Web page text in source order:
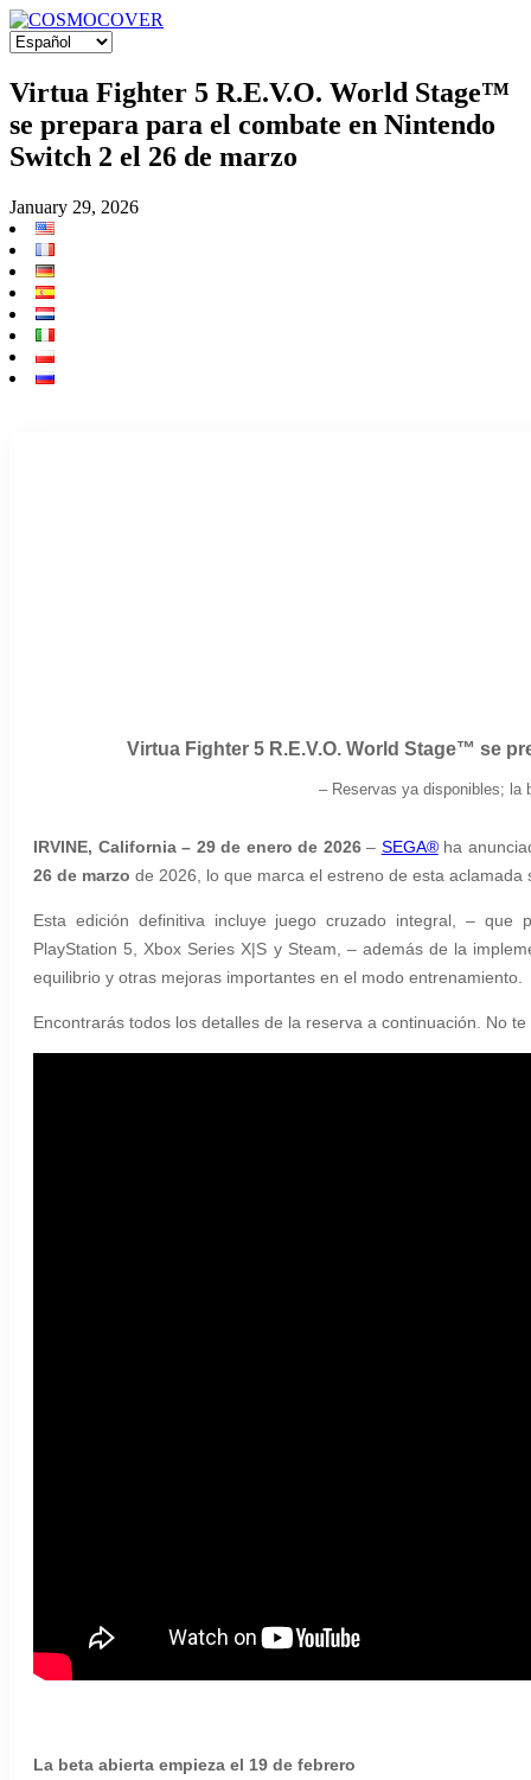
Virtua Fighter 5 R.E.V.O. World Stage™
se prepara para el combate en Nintendo
Switch 2 el 26 de marzo
January 29, 2026
Virtua Fighter 5 R.E.V.O. World Stage™ se
– Reservas ya disponibles; la
IRVINE, California – 29 de enero de 2026– SEGA®ha
26 de marzo de 2026, lo que marca el estreno de esta
Esta edición definitiva incluye juego cruzado integral, – que
PlayStation 5, Xbox Series X|S y Steam, – además de la
equilibrio y otras mejoras importantes en el modo entrenamiento.
Encontrarás todos los detalles de la reserva a continuación. No
La beta abierta empieza el 19 de febrero